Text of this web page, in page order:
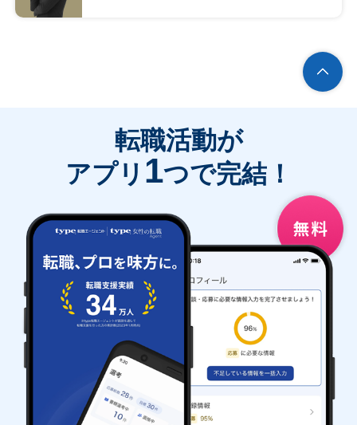
転職活動が
アプリ 1つで完結！